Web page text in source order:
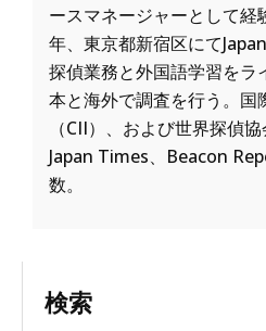
ースマネージャーとして経
年、東京都新宿区にて
探偵業務と外国語学習をラ
本と海外で調査を行う。国
（CII）、および世界探偵協
Japan Times、Beacon
数。
検索